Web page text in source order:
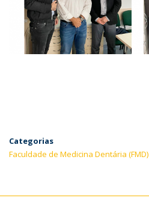
Categorias
Faculdade de Medicina Dentária (FMD)